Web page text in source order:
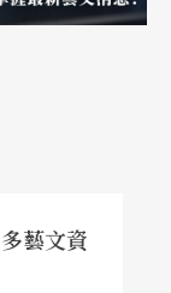
藝文資